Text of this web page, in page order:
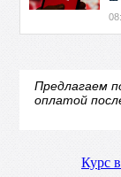
Предлагаем
оплатой